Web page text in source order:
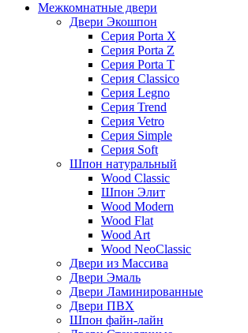
Межкомнатные двери
Двери Экошпон
Серия Porta X
Серия Porta Z
Серия Porta T
Серия Classico
Серия Legno
Серия Trend
Серия Vetro
Серия Simple
Серия Soft
Шпон натуральный
Wood Classic
Шпон Элит
Wood Modern
Wood Flat
Wood Art
Wood NeoClassic
Двери из Массива
Двери Эмаль
Двери Ламинированные
Двери ПВХ
Шпон файн-лайн